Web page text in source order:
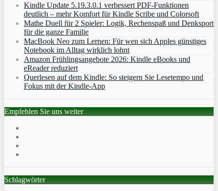
Kindle Update 5.19.3.0.1 verbessert PDF-Funktionen
deutlich – mehr Komfort für Kindle Scribe und Colorsoft
Mathe Duell für 2 Spieler: Logik, Rechenspaß und Denksport
für die ganze Familie
MacBook Neo zum Lernen: Für wen sich Apples günstiges
Notebook im Alltag wirklich lohnt
Amazon Frühlingsangebote 2026: Kindle eBooks und
eReader reduziert
Querlesen auf dem Kindle: So steigern Sie Lesetempo und
Fokus mit der Kindle-App
Empfehlen Sie uns weiter
Schlagwörter